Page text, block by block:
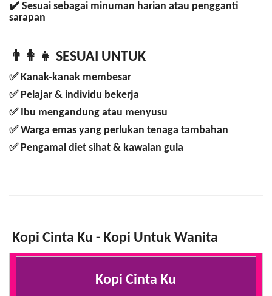
✔️ Sesuai sebagai minuman harian atau pengganti
sarapan
👨‍👩‍👧 SESUAI UNTUK
✅ Kanak-kanak membesar
✅ Pelajar & individu bekerja
✅ Ibu mengandung atau menyusu
✅ Warga emas yang perlukan tenaga tambahan
✅ Pengamal diet sihat & kawalan gula
Kopi Cinta Ku - Kopi Untuk Wanita
Kopi Cinta Ku